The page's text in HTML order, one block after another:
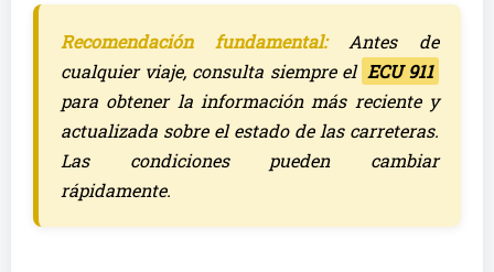
Recomendación fundamental:Antes de
cualquier viaje, consulta siempre el ECU 911
para obtener la información más reciente y
actualizada sobre el estado de las carreteras.
Las condiciones pueden cambiar
rápidamente.